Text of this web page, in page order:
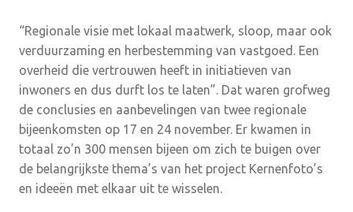
“Regionale visie met lokaal maatwerk, sloop, maar ook
verduurzaming en herbestemming van vastgoed. Een
overheid die vertrouwen heeft in initiatieven van
inwoners en dus durft los te laten”. Dat waren grofweg
de conclusies en aanbevelingen van twee regionale
bijeenkomsten op 17 en 24 november. Er kwamen in
totaal zo’n 300 mensen bijeen om zich te buigen over
de belangrijkste thema’s van het project Kernenfoto’s
en ideeën met elkaar uit te wisselen.